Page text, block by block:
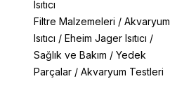
Isıtıcı
Filtre Malzemeleri / Akvaryum
Isıtıcı / Eheim Jager Isıtıcı /
Sağlık ve Bakım / Yedek
Parçalar / Akvaryum Testleri